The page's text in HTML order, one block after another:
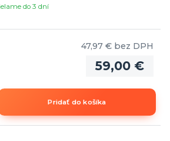
do 3 dní
59,00 €
47,97 € bez DPH
Pridať do košíka